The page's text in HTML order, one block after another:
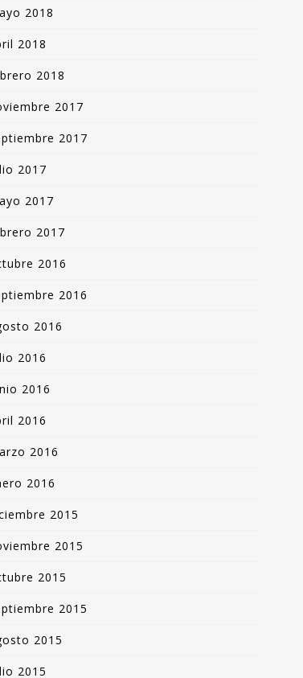
2018
2018
2018
2017
2017
2017
2017
2017
2016
2016
2016
2016
2016
2016
2016
2016
2015
2015
2015
2015
2015
2015